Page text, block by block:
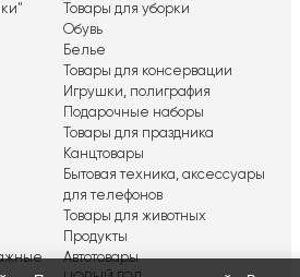
Товары для уборки
Обувь
Белье
Товары для консервации
Игрушки, полиграфия
Подарочные наборы
Товары для праздника
Канцтовары
Бытовая техника, аксессуары
для телефонов
Товары для животных
Продукты
Автотовары